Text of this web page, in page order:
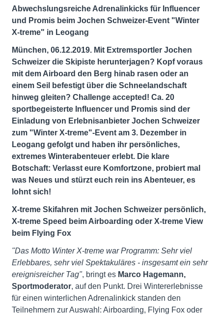
Abwechslungsreiche Adrenalinkicks für Influencer
und Promis beim Jochen Schweizer-Event "Winter
X-treme" in Leogang
München, 06.12.2019. Mit Extremsportler Jochen
Schweizer die Skipiste herunterjagen? Kopf voraus
mit dem Airboard den Berg hinab rasen oder an
einem Seil befestigt über die Schneelandschaft
hinweg gleiten? Challenge accepted! Ca. 20
sportbegeisterte Influencer und Promis sind der
Einladung von Erlebnisanbieter Jochen Schweizer
zum "Winter X-treme"-Event am 3. Dezember in
Leogang gefolgt und haben ihr persönliches,
extremes Winterabenteuer erlebt. Die klare
Botschaft: Verlasst eure Komfortzone, probiert mal
was Neues und stürzt euch rein ins Abenteuer, es
lohnt sich!
X-treme Skifahren mit Jochen Schweizer persönlich,
X-treme Speed beim Airboarding oder X-treme View
beim Flying Fox
"Das Motto Winter X-treme war Programm: Sehr viel
Erlebbares, sehr viel Spektakuläres - insgesamt ein sehr
ereignisreicher Tag", bringt es Marco Hagemann,
Sportmoderator, auf den Punkt. Drei Wintererlebnisse
für einen winterlichen Adrenalinkick standen den
Teilnehmern zur Auswahl: Airboarding, Flying Fox oder